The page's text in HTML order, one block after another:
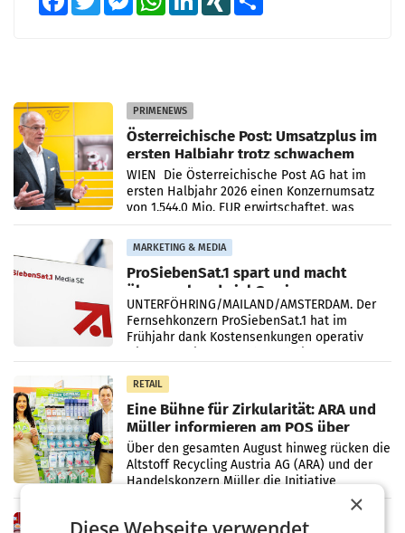
PRIMENEWS
Österreichische Post: Umsatzplus im
ersten Halbjahr trotz schwachem
Briefgeschäft
WIEN Die Österreichische Post AG hat im
ersten Halbjahr 2026 einen Konzernumsatz
von 1.544,0 Mio. EUR erwirtschaftet, was
einem Plus von 3,8 Prozent gegenüber dem
Vergleichszeitraum
MARKETING & MEDIA
ProSiebenSat.1 spart und macht
überraschend viel Gewinn
UNTERFÖHRING/MAILAND/AMSTERDAM. Der
Fernsehkonzern ProSiebenSat.1 hat im
Frühjahr dank Kostensenkungen operativ
RETAIL
Eine Bühne für Zirkularität: ARA und
Müller informieren am POS über
Kreislauffähigkeit
Über den gesamten August hinweg rücken die
Altstoff Recycling Austria AG (ARA) und der
Handelskonzern Müller die Initiative
„Kreislauf-Helden“ in allen österreichischen
RETAIL
×